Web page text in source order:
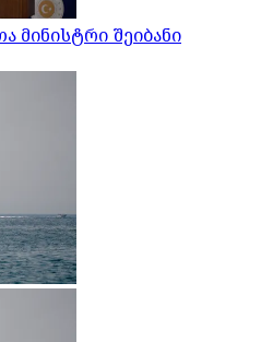
მინისტრი შეიბანი